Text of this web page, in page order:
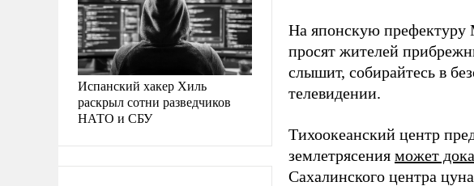
Испанский хакер Хиль
раскрыл сотни разведчиков
НАТО и СБУ
На японскую префектуру
просят жителей
слышит, собирайтесь в
телевидении.
Тихоокеанский центр
землетрясения может
Сахалинского центра